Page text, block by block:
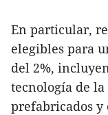
En particular,
elegibles para
del 2%,
tecnología de
prefabricados y